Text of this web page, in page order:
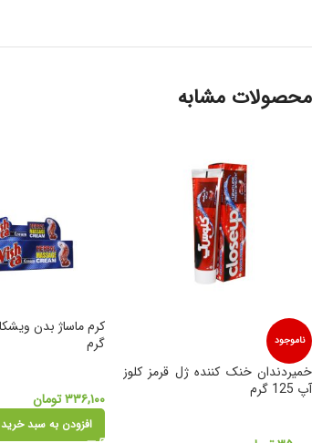
محصولات مشابه
ناموجود
خمیردندان خنک کننده ژل قرمز کلوز
آپ 125 گرم
گرم
۳۳۶,۱۰۰تومان
افزودن به سبد خرید